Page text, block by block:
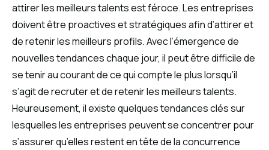
attirer les meilleurs talents est féroce. Les entreprises
doivent être proactives et stratégiques afin d’attirer et
de retenir les meilleurs profils. Avec l’émergence de
nouvelles tendances chaque jour, il peut être difficile de
se tenir au courant de ce qui compte le plus lorsqu’il
s’agit de recruter et de retenir les meilleurs talents.
Heureusement, il existe quelques tendances clés sur
lesquelles les entreprises peuvent se concentrer pour
s’assurer qu’elles restent en tête de la concurrence